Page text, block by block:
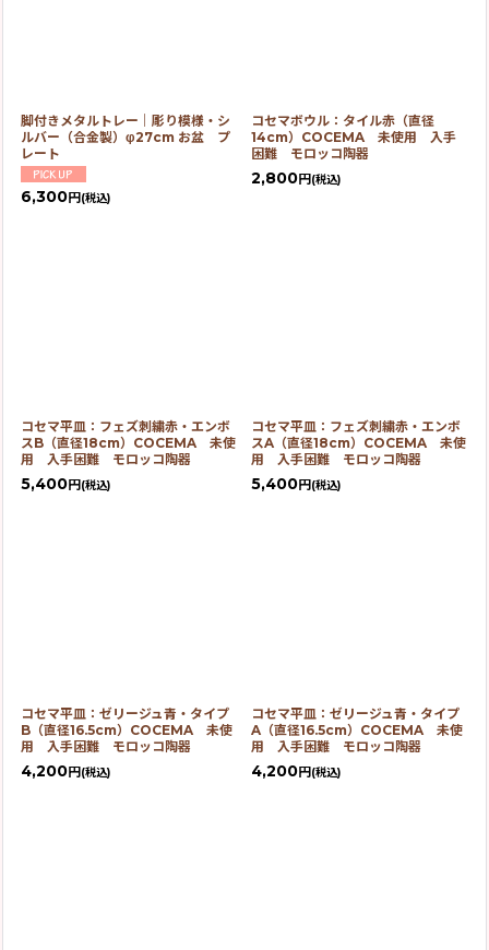
脚付きメタルトレー｜彫り模様・シ
ルバー（合金製）φ27cm お盆 プ
レート
6,300円 (税込)
コセマボウル：タイル赤（直径
14cm）COCEMA 未使用 入手
困難 モロッコ陶器
2,800円 (税込)
コセマ平皿：フェズ刺繍赤・エンボ
スB（直径18cm）COCEMA 未使
用 入手困難 モロッコ陶器
5,400円 (税込)
コセマ平皿：フェズ刺繍赤・エンボ
スA（直径18cm）COCEMA 未使
用 入手困難 モロッコ陶器
5,400円 (税込)
コセマ平皿：ゼリージュ青・タイプ
B（直径16.5cm）COCEMA 未使
用 入手困難 モロッコ陶器
4,200円 (税込)
コセマ平皿：ゼリージュ青・タイプ
A（直径16.5cm）COCEMA 未使
用 入手困難 モロッコ陶器
4,200円 (税込)